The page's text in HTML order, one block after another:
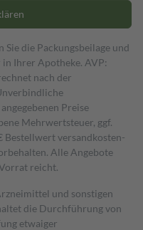
die Packungsbeilage und
Ihrer Apotheke. AVP:
nach der
Preise
Mehrwertsteuer, ggf.
Bestell­wert versand­kosten­
Alle Angebote
reicht.
und sonstigen
die Durchführung von
etwaiger